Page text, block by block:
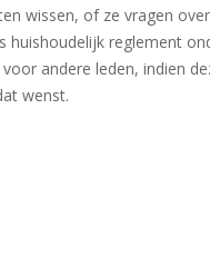
wissen, of ze vragen
huishoudelijk reglement
andere leden, indien
wenst.